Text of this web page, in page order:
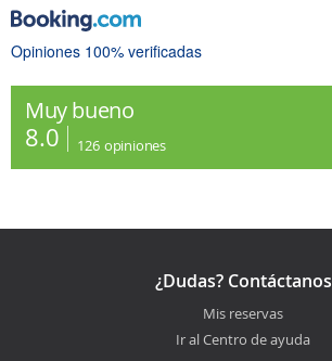
Opiniones 100% verificadas
Muy bueno
8.0 126 opiniones
¿Dudas? Contáctanos
Mis reservas
Ir al Centro de ayuda